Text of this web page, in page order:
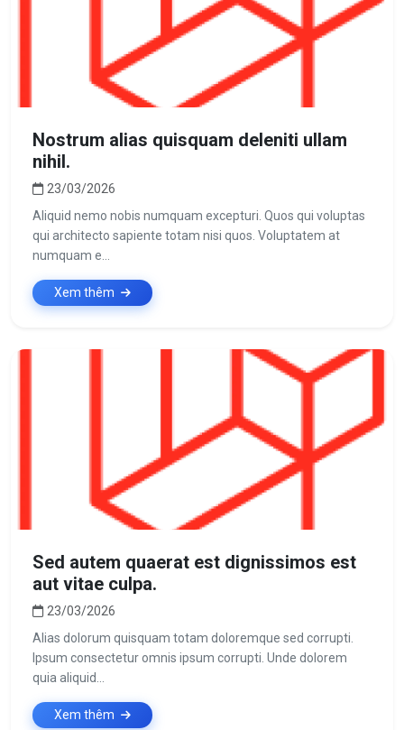
Nostrum alias quisquam deleniti ullam
nihil.
23/03/2026
Aliquid nemo nobis numquam excepturi. Quos qui voluptas
qui architecto sapiente totam nisi quos. Voluptatem at
numquam e...
Xem thêm
Sed autem quaerat est dignissimos est
aut vitae culpa.
23/03/2026
Alias dolorum quisquam totam doloremque sed corrupti.
Ipsum consectetur omnis ipsum corrupti. Unde dolorem
quia aliquid...
Xem thêm